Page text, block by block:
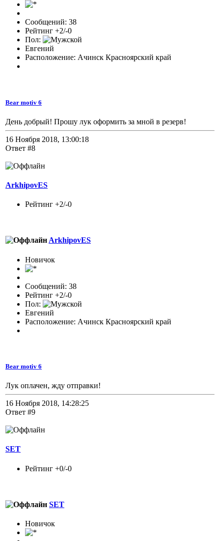
Сообщений: 38
Рейтинг +2/-0
Пол:
Евгений
Расположение: Ачинск Красноярский край
Bear motiv 6
День добрый! Прошу лук оформить за мной в резерв!
16 Ноября 2018, 13:00:18
Ответ #8
ArkhipovES
Рейтинг +2/-0
ArkhipovES
Новичок
Сообщений: 38
Рейтинг +2/-0
Пол:
Евгений
Расположение: Ачинск Красноярский край
Bear motiv 6
Лук оплачен, жду отправки!
16 Ноября 2018, 14:28:25
Ответ #9
SET
Рейтинг +0/-0
SET
Новичок